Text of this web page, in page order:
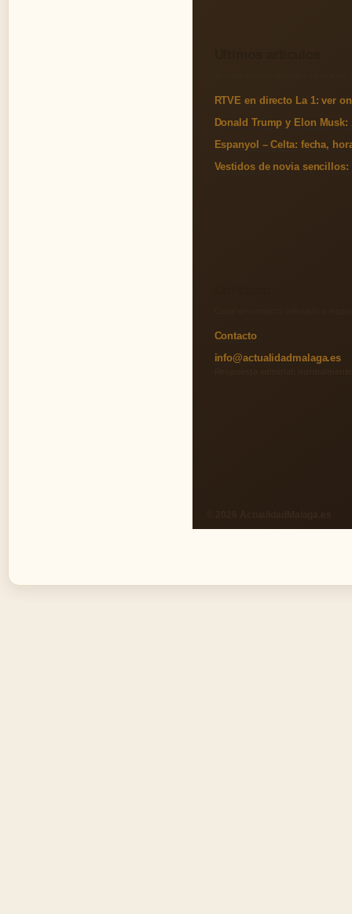
RTVE en directo La 1: ver
Donald Trump y Elon
Espanyol – Celta: fecha,
Vestidos de novia sencillos:
Contacto
info@actualidadmalaga.es